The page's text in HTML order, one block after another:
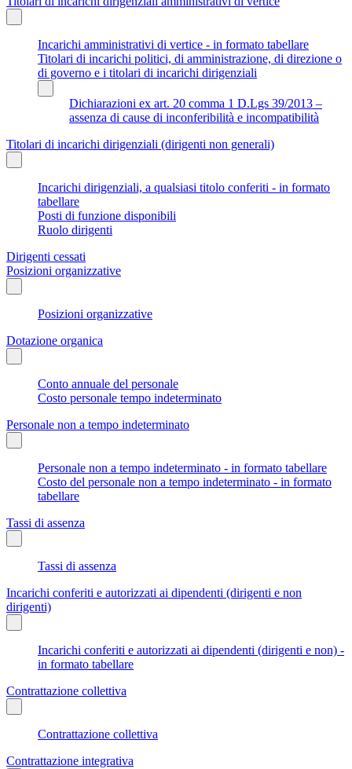
Incarichi amministrativi di vertice - in formato tabellare
Titolari di incarichi politici, di amministrazione, di direzione o
di governo e i titolari di incarichi dirigenziali
Dichiarazioni ex art. 20 comma 1 D.Lgs 39/2013 –
assenza di cause di inconferibilità e incompatibilità
Titolari di incarichi dirigenziali (dirigenti non generali)
Incarichi dirigenziali, a qualsiasi titolo conferiti - in formato
tabellare
Posti di funzione disponibili
Ruolo dirigenti
Dirigenti cessati
Posizioni organizzative
Posizioni organizzative
Dotazione organica
Conto annuale del personale
Costo personale tempo indeterminato
Personale non a tempo indeterminato
Personale non a tempo indeterminato - in formato tabellare
Costo del personale non a tempo indeterminato - in formato
tabellare
Tassi di assenza
Tassi di assenza
Incarichi conferiti e autorizzati ai dipendenti (dirigenti e non
dirigenti)
Incarichi conferiti e autorizzati ai dipendenti (dirigenti e non) -
in formato tabellare
Contrattazione collettiva
Contrattazione collettiva
Contrattazione integrativa